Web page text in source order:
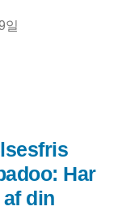
일
Har
din